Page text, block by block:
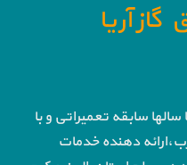
گاز آریا
سابقه تعمیراتی و با
دهنده خدمات